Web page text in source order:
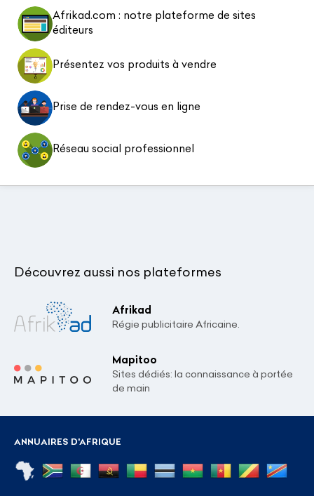
Afrikad.com : notre plateforme de sites
éditeurs
Présentez vos produits à vendre
Prise de rendez-vous en ligne
Réseau social professionnel
Découvrez aussi nos plateformes
Afrikad
Régie publicitaire Africaine.
Mapitoo
Sites dédiés: la connaissance à portée
de main
ANNUAIRES D'AFRIQUE